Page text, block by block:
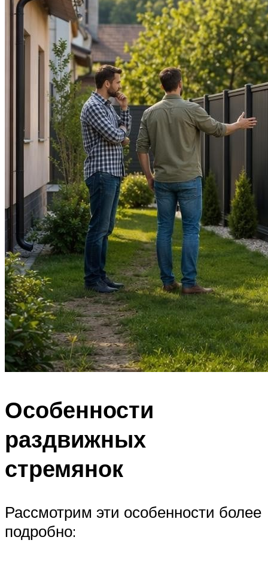
Особенности
раздвижных
стремянок
Рассмотрим эти особенности более
подробно: